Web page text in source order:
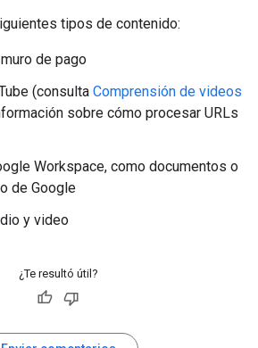
tipos de contenido:
de pago
(consulta Comprensión de videos
sobre cómo procesar URLs
Workspace, como documentos o
de Google
y video
¿Te resultó útil?